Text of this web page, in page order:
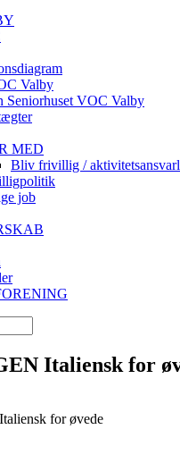
Valby
Seniorhuset VOC Valby
MED
Bliv frivillig /
job
Italiensk for